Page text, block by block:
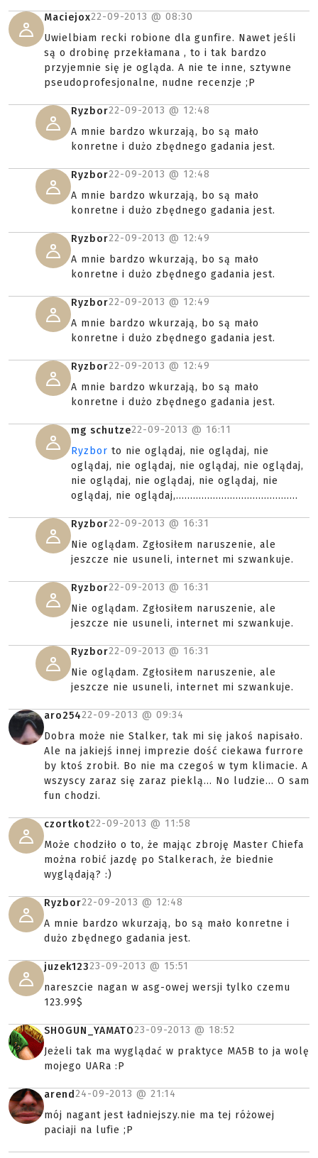
Maciejox22-09-2013 @ 08:30
Uwielbiam recki robione dla gunfire. Nawet jeśli
są o drobinę przekłamana , to i tak bardzo
przyjemnie się je ogląda. A nie te inne, sztywne
pseudoprofesjonalne, nudne recenzje ;P
Ryzbor22-09-2013 @ 12:48
A mnie bardzo wkurzają, bo są mało
konretne i dużo zbędnego gadania jest.
Ryzbor22-09-2013 @ 12:48
A mnie bardzo wkurzają, bo są mało
konretne i dużo zbędnego gadania jest.
Ryzbor22-09-2013 @ 12:49
A mnie bardzo wkurzają, bo są mało
konretne i dużo zbędnego gadania jest.
Ryzbor22-09-2013 @ 12:49
A mnie bardzo wkurzają, bo są mało
konretne i dużo zbędnego gadania jest.
Ryzbor22-09-2013 @ 12:49
A mnie bardzo wkurzają, bo są mało
konretne i dużo zbędnego gadania jest.
mg schutze22-09-2013 @ 16:11
Ryzbor to nie oglądaj, nie oglądaj, nie
oglądaj, nie oglądaj, nie oglądaj, nie oglądaj,
nie oglądaj, nie oglądaj, nie oglądaj, nie
oglądaj, nie oglądaj,...........................................
Ryzbor22-09-2013 @ 16:31
Nie oglądam. Zgłosiłem naruszenie, ale
jeszcze nie usuneli, internet mi szwankuje.
Ryzbor22-09-2013 @ 16:31
Nie oglądam. Zgłosiłem naruszenie, ale
jeszcze nie usuneli, internet mi szwankuje.
Ryzbor22-09-2013 @ 16:31
Nie oglądam. Zgłosiłem naruszenie, ale
jeszcze nie usuneli, internet mi szwankuje.
aro25422-09-2013 @ 09:34
Dobra może nie Stalker, tak mi się jakoś napisało.
Ale na jakiejś innej imprezie dość ciekawa furrore
by ktoś zrobił. Bo nie ma czegoś w tym klimacie. A
wszyscy zaraz się zaraz pieklą... No ludzie... O sam
fun chodzi.
czortkot22-09-2013 @ 11:58
Może chodziło o to, że mając zbroję Master Chiefa
można robić jazdę po Stalkerach, że biednie
wyglądają? :)
Ryzbor22-09-2013 @ 12:48
A mnie bardzo wkurzają, bo są mało konretne i
dużo zbędnego gadania jest.
juzek12323-09-2013 @ 15:51
nareszcie nagan w asg-owej wersji tylko czemu
123.99$
SHOGUN_YAMATO23-09-2013 @ 18:52
Jeżeli tak ma wyglądać w praktyce MA5B to ja wolę
mojego UARa :P
arend24-09-2013 @ 21:14
mój nagant jest ładniejszy.nie ma tej różowej
paciaji na lufie ;P